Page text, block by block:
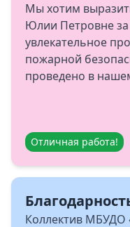
Мы хотим
Юлии Петровне
увлекательное
пожарной
проведено в
Отличная работа!
Коллектив МБУДО